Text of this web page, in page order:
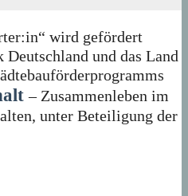
wird gefördert
und das Land
– Zusammenleben im
unter Beteiligung der